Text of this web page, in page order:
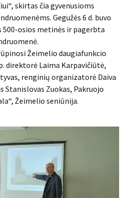
skirtas čia gyvenusioms
Gegužės 6 d. buvo
osios metinės ir pagerbta
Žeimelio daugiafunkcio
direktorė Laima Karpavičiūtė,
renginių organizatorė Daiva
Stanislovas Zuokas, Pakruojo
Žeimelio seniūnija.